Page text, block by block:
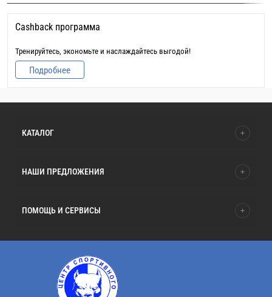
Cashback программа
Тренируйтесь, экономьте и наслаждайтесь выгодой!
Подробнее
КАТАЛОГ
НАШИ ПРЕДЛОЖЕНИЯ
ПОМОЩЬ И СЕРВИСЫ